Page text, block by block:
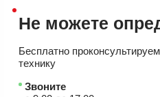
Не можете
Бесплатно проконсультируем
технику
Звоните